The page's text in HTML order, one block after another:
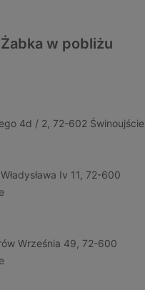
w pobliżu
4d / 2, 72-602 Świnoujście
Iv 11, 72-600
Września 49, 72-600